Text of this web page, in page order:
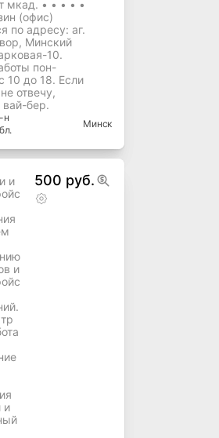
мкад. • • • • •
(офис)
по адресу: аг.
Минский
10.
пон-
10 до 18. Если
отвечу,
вай-бер.
н
Минск
и
и
и
500 руб.